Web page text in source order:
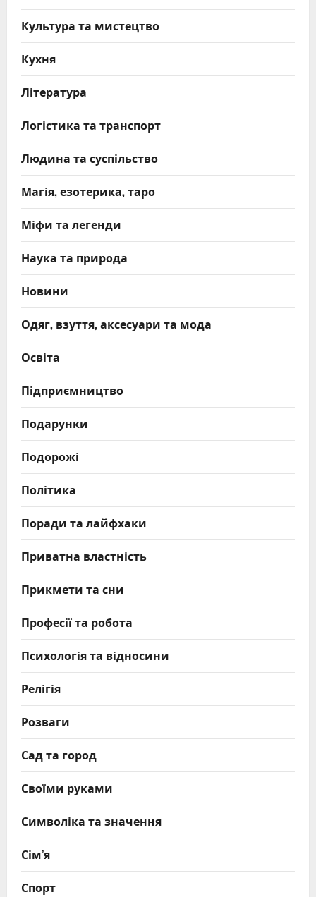
Культура та мистецтво
Кухня
Література
Логістика та транспорт
Людина та суспільство
Магія, езотерика, таро
Міфи та легенди
Наука та природа
Новини
Одяг, взуття, аксесуари та мода
Освіта
Підприємництво
Подарунки
Подорожі
Політика
Поради та лайфхаки
Приватна властність
Прикмети та сни
Професії та робота
Психологія та відносини
Релігія
Розваги
Сад та город
Своїми руками
Символіка та значення
Сім’я
Спорт